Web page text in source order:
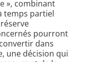
», combinant
temps partiel
pourront
dans
une décision qui